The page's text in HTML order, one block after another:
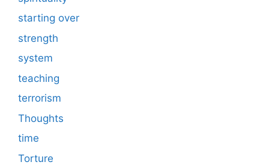
starting over
strength
system
teaching
terrorism
Thoughts
time
Torture